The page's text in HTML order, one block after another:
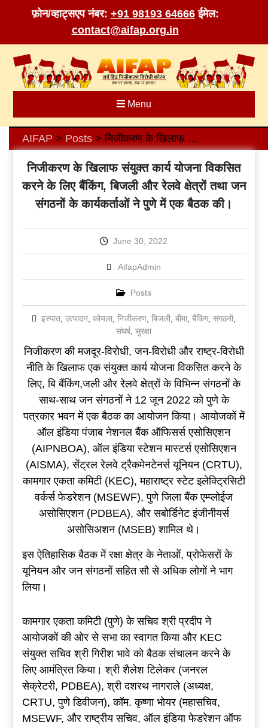
फ़ोन/व्हाट्सएप नंबर: +91 98193 64666 ईमेल:
contact@aifap.org.in
content
Menu
AIFAP > Posts> निजीकरण के खिलाफ संयुक्त कार्य योजना विकसित करने के लिए बैंकिंग, बिजली और रेलवे क्षेत्रों तथा जन संगठनों के कार्यकर्ताओं ने पुणे में एक बैठक की।
निजीकरण के खिलाफ संयुक्त कार्य योजना विकसित
करने के लिए बैंकिंग, बिजली और रेलवे क्षेत्रों तथा जन
संगठनों के कार्यकर्ताओं ने पुणे में एक बैठक की।
June 30, 2022
AifapAdmin
Posts
इस्पात,उत्पादन,कोयला,निजीकरण,बिजली,बीमा,बैंकिंग,संगठनों,
संघर्ष,सुरक्षा
निजीकरण की मजदूर-विरोधी, जन-विरोधी और राष्ट्र-विरोधी
नीति के खिलाफ एक संयुक्त कार्य योजना विकसित करने के
लिए, बि बैंकिंग,जली और रेलवे क्षेत्रों के विभिन्न संगठनों के
साथ-साथ जन संगठनों ने 12 जून 2022 को पुणे के
पत्रकार भवन में एक बैठक का आयोजन किया। आयोजकों में
ऑल इंडिया पंजाब नेशनल बैंक ऑफिसर्स एसोसिएशन
(AIPNBOA), ऑल इंडिया स्टेशन मास्टर्स एसोसिएशन
(AISMA), सेंट्रल रेलवे ट्रैकमेनटेनर्स यूनियन (CRTU),
कामगार एकता कमिटी (KEC), महाराष्ट्र स्टेट इलेक्ट्रिसिटी
वर्कर्स फेडरेशन (MSEWF), पुणे जिला बैंक एम्प्लोईज
असोसिएशन (PDBEA), और सबोर्डिनेट इंजीनीयर्स
असोसिअशन (MSEB) शामिल थे।
इस ऐतिहासिक बैठक में रक्षा क्षेत्र के नेताओं, प्रोफेसरों के
यूनियन और जन संगठनों सहित सौ से अधिक लोगों ने भाग
लिया।
कामगार एकता कमिटी (पुणे) के सचिव श्री प्रदीप ने
आयोजकों की ओर से सभा का स्वागत किया और KEC
संयुक्त सचिव श्री गिरीश भावे को बैठक संचालन करने के
लिए आमंत्रित किया। श्री शैलेश टिलेकर (जनरल
सेक्रेटरी, PDBEA), श्री दशरथ नागराले (अध्यक्ष,
CRTU, पुणे डिवीजन), कॉम. कृष्णा भोयर (महासचिव,
MSEWF, और राष्ट्रीय सचिव, ऑल इंडिया फेडरेशन ऑफ